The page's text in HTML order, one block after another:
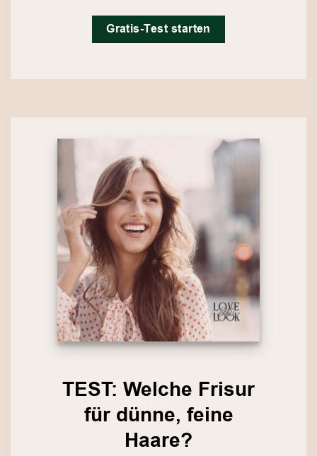
Gratis-Test starten
TEST: Welche Frisur
für dünne, feine
Haare?